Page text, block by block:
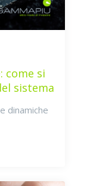
come si
sistema
dinamiche